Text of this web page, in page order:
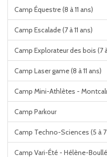
Camp Équestre (8 à 11 ans)
Camp Escalade (7 à 11 ans)
Camp Explorateur des bois (7 à
Camp Laser game (8 à 11 ans)
Camp Mini-Athlètes -
Camp Parkour
Camp Techno-Sciences (5 à
Camp Vari-Été - Hélène-Boullé